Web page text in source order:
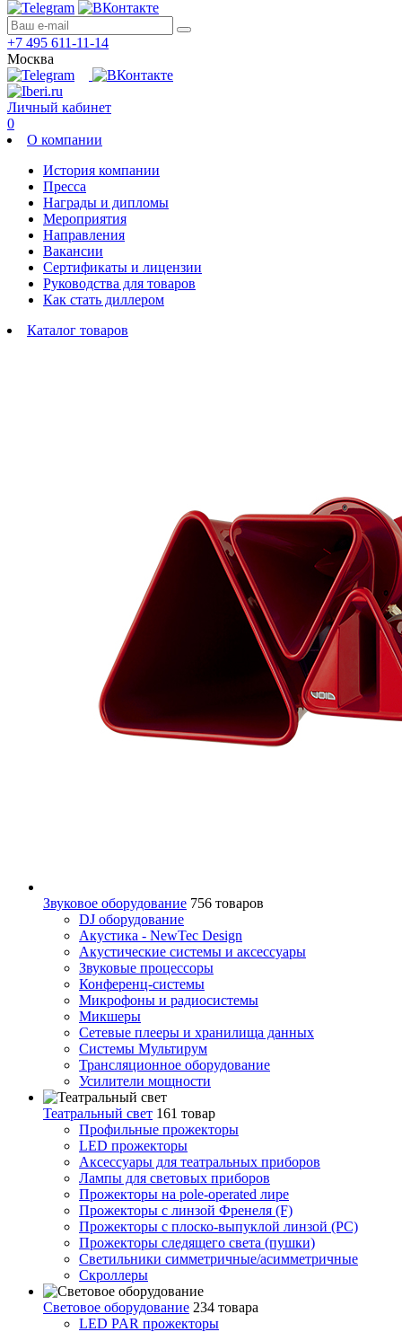
+7 495 611-11-14
Москва
Личный кабинет
0
О компании
История компании
Пресса
Награды и дипломы
Мероприятия
Направления
Вакансии
Сертификаты и лицензии
Руководства для товаров
Как стать диллером
Каталог товаров
Звуковое оборудование 756 товаров
DJ оборудование
Акустика - NewTec Design
Акустические системы и аксессуары
Звуковые процессоры
Конференц-системы
Микрофоны и радиосистемы
Микшеры
Сетевые плееры и хранилища данных
Системы Мультирум
Трансляционное оборудование
Усилители мощности
Театральный свет 161 товар
Профильные прожекторы
LED прожекторы
Аксессуары для театральных приборов
Лампы для световых приборов
Прожекторы на pole-operated лире
Прожекторы с линзой Френеля (F)
Прожекторы с плоско-выпуклой линзой (PC)
Прожекторы следящего света (пушки)
Светильники симметричные/асимметричные
Скроллеры
Световое оборудование 234 товара
LED PAR прожекторы